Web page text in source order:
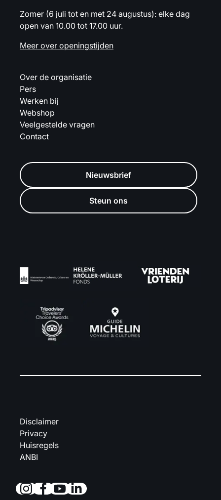
Zomer (6 juli tot en met 24 augustus): elke dag
open van 10.00 tot 17.00 uur.
Meer over openingstijden
Over de organisatie
Pers
Werken bij
Webshop
Veelgestelde vragen
Contact
Nieuwsbrief
Steun ons
Disclaimer
Privacy
Huisregels
ANBI